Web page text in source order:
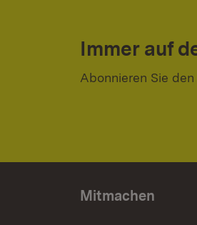
Immer auf
Abonnieren Sie
Mitmachen